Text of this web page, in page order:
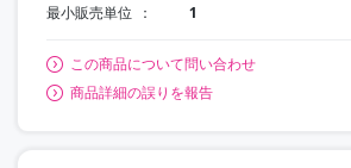
最小販売単位 1
この商品について問い合わせ
商品詳細の誤りを報告